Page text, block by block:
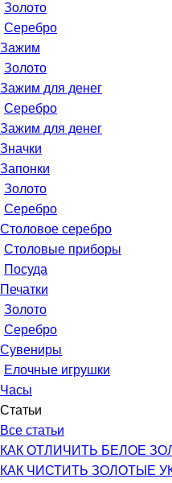
Золото
Серебро
Зажим
Золото
Зажим для денег
Серебро
Зажим для денег
Значки
Запонки
Золото
Серебро
Столовое серебро
Столовые приборы
Посуда
Печатки
Золото
Серебро
Сувениры
Елочные игрушки
Часы
Статьи
Все статьи
КАК ОТЛИЧИТЬ БЕЛОЕ
КАК ЧИСТИТЬ ЗОЛОТЫЕ